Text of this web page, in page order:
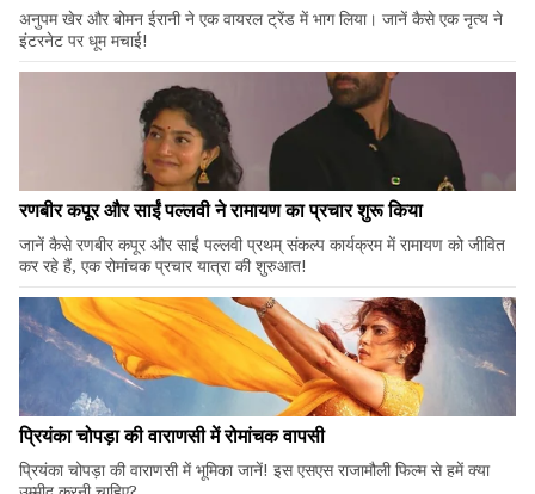
अनुपम खेर और बोमन ईरानी ने एक वायरल ट्रेंड में भाग लिया। जानें कैसे एक नृत्य ने
इंटरनेट पर धूम मचाई!
रणबीर कपूर और साईं पल्लवी ने रामायण का प्रचार शुरू किया
जानें कैसे रणबीर कपूर और साईं पल्लवी प्रथम् संकल्प कार्यक्रम में रामायण को जीवित
कर रहे हैं, एक रोमांचक प्रचार यात्रा की शुरुआत!
प्रियंका चोपड़ा की वाराणसी में रोमांचक वापसी
प्रियंका चोपड़ा की वाराणसी में भूमिका जानें! इस एसएस राजामौली फिल्म से हमें क्या